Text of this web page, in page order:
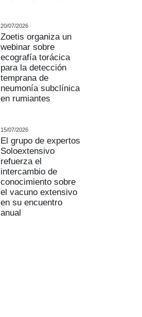
20/07/2026
Zoetis organiza un
webinar sobre
ecografía torácica
para la detección
temprana de
neumonía subclínica
en rumiantes
15/07/2026
El grupo de expertos
Soloextensivo
refuerza el
intercambio de
conocimiento sobre
el vacuno extensivo
en su encuentro
anual